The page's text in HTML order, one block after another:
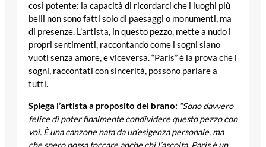
così potente: la capacità di ricordarci che i luoghi più
belli non sono fatti solo di paesaggi o monumenti, ma
di presenze. L’artista, in questo pezzo, mette a nudo i
propri sentimenti, raccontando come i sogni siano
vuoti senza amore, e viceversa. “Paris” è la prova che i
sogni, raccontati con sincerità, possono parlare a
tutti.
Spiega l’artista a proposito del brano: “Sono davvero
felice di poter finalmente condividere questo pezzo con
voi. È una canzone nata da un’esigenza personale, ma
che spero possa toccare anche chi l’ascolta. Paris è un